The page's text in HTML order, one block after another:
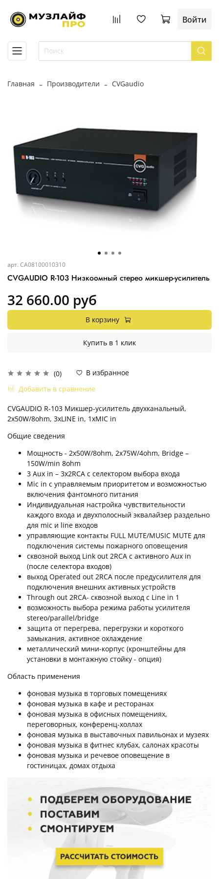
Войти
Главная Производители CVGaudio
арт. CA08100010310
CVGAUDIO R-103 Низкоомный стерео микшер-усилитель
(0)
В избранное
Добавить в сравнение
32 660.00 руб
В корзину
Купить в 1 клик
CVGAUDIO R-103 Микшер-усилитель двухканальный,
2х50W/8ohm, 3хLINE in, 1xMIC in
Общие сведения
Мощность - 2x50W/8ohm, 2x75W/4ohm, Bridge –
150W/min 8ohm
3 Aux in – 3x2RCA с селектором выбора входа
Mic in с управляемым приоритетом и возможностью
включения фантомного питания
Индивидуальная настройка чувствительности
каждого входа и двухполосный эквалайзер раздельно
для mic и line входов
управляющие контакты FULL MUTE/MUSIC MUTE для
подключения системы пожарного оповещения
сквозной выход Link out 2RCA с активного Аux in
(после селектора входов)
выход Operated out 2RCA после предусилителя для
подключения внешних активных устройств
Through out 2RCA- сквозной выход с Line in 1
возможность выбора режима работы усилителя
stereo/parallel/bridge
защита от перегрева, перегрузки и короткого
замыкания, активное охлаждение
металлический мини-корпус (кронштейны для
установки в монтажную стойку - опция)
Область применения
фоновая музыка в торговых помещениях
фоновая музыка в кафе и ресторанах
фоновая музыка в офисных помещениях,
переговорных, конференц-холлах
фоновая музыка в выставочных павильонах и музеях
фоновая музыка в фитнес клубах, салонах красоты
фоновая музыка и речевое оповещение в
гостиницах, домах отдыха